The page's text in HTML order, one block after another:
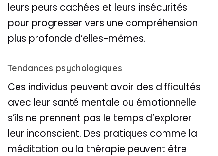
leurs peurs cachées et leurs insécurités
pour progresser vers une compréhension
plus profonde d’elles-mêmes.
Tendances psychologiques
Ces individus peuvent avoir des difficultés
avec leur santé mentale ou émotionnelle
s’ils ne prennent pas le temps d’explorer
leur inconscient. Des pratiques comme la
méditation ou la thérapie peuvent être